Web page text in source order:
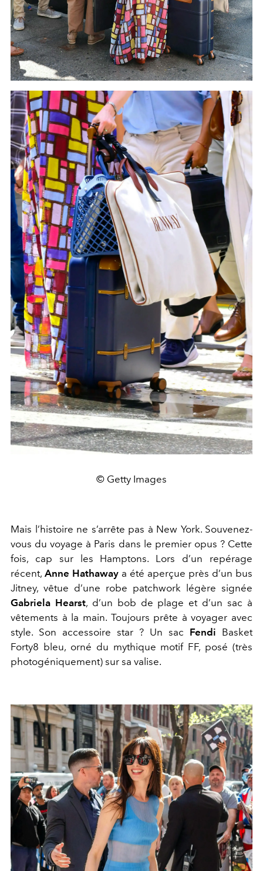
© Getty Images
Mais l’histoire ne s’arrête pas à New York. Souvenez-
vous du voyage à Paris dans le premier opus ? Cette
fois, cap sur les Hamptons. Lors d’un repérage
récent, Anne Hathaway a été aperçue près d’un bus
Jitney, vêtue d’une robe patchwork légère signée
Gabriela Hearst, d’un bob de plage et d’un sac à
vêtements à la main. Toujours prête à voyager avec
style. Son accessoire star ? Un sac Fendi Basket
Forty8 bleu, orné du mythique motif FF, posé (très
photogéniquement) sur sa valise.